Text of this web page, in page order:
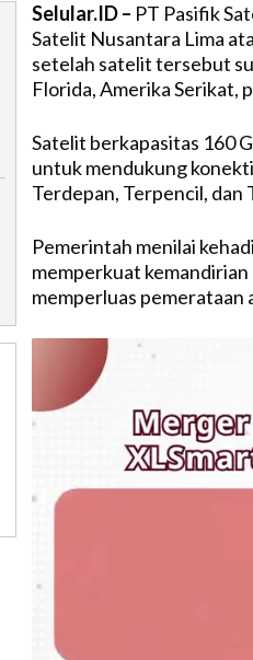
Selular.ID – PT Pasifik
Satelit Nusantara Lima
setelah satelit tersebut
Florida, Amerika Serikat,
Satelit berkapasitas 160
untuk mendukung
Terdepan, Terpencil, dan
Pemerintah menilai
memperkuat
memperluas pemerataan